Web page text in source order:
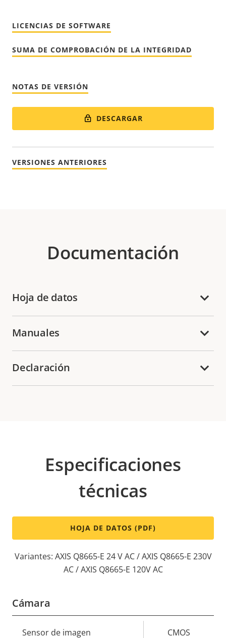
LICENCIAS DE SOFTWARE
SUMA DE COMPROBACIÓN DE LA INTEGRIDAD
NOTAS DE VERSIÓN
DESCARGAR
VERSIONES ANTERIORES
Documentación
Hoja de datos
Manuales
Declaración
Especificaciones
técnicas
HOJA DE DATOS (PDF)
Variantes: AXIS Q8665-E 24 V AC / AXIS Q8665-E 230V
AC / AXIS Q8665-E 120V AC
Cámara
Descripción
Sensor de imagen CMOS